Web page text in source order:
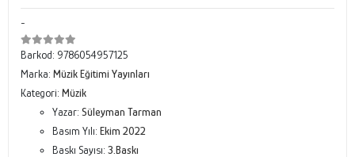
-
Barkod: 9786054957125
Marka: Müzik Eğitimi Yayınları
Kategori: Müzik
Yazar: Süleyman Tarman
Basım Yılı: Ekim 2022
Baskı Sayısı: 3.Baskı